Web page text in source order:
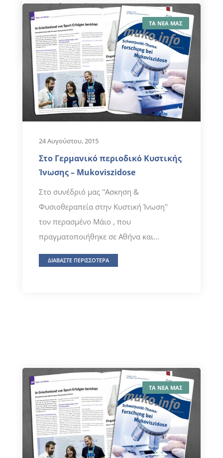
ευαισθητοποίησης...
ΔΙΑΒΑΣΤΕ ΠΕΡΙΣΣΟΤΕΡΑ
ΤΑ ΝΕΑ ΜΑΣ
24 Αυγούστου, 2015
Στο Γερμανικό περιοδικό Κυστικής
Ίνωσης – Mukoviszidose
Στο συνέδριό μας ''Ασκηση &
Φυσιοθεραπεία στην Κυστική Ίνωση''
τον περασμένο Μάιο , που
πραγματοποιήθηκε σε Αθήνα και...
ΔΙΑΒΑΣΤΕ ΠΕΡΙΣΣΟΤΕΡΑ
ΤΑ ΝΕΑ ΜΑΣ